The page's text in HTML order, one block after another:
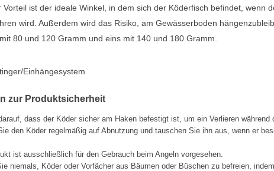
ist der ideale Winkel, in dem sich der Köderfisch befindet, wenn
wird. Außerdem wird das Risiko, am Gewässerboden
80 und 120 Gramm und eins mit 140 und 180 Gramm.
Einhängesystem
zur Produktsicherheit
dass der Köder sicher am Haken befestigt ist, um ein Verlieren während
den Köder regelmäßig auf Abnutzung und tauschen Sie ihn aus, wenn er
ist ausschließlich für den Gebrauch beim Angeln vorgesehen.
niemals, Köder oder Vorfächer aus Bäumen oder Büschen zu befreien,